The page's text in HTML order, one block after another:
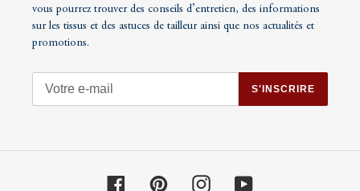
vous pourrez trouver des conseils d’entretien, des informations
sur les tissus et des astuces de tailleur ainsi que nos actualités et
promotions.
S'INSCRIRE
FacebookPinterest InstagramYouTube